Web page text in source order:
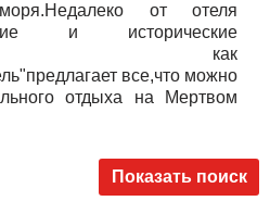
от отеля
и исторические
как
все,что можно
отдыха на Мертвом
Показать поиск